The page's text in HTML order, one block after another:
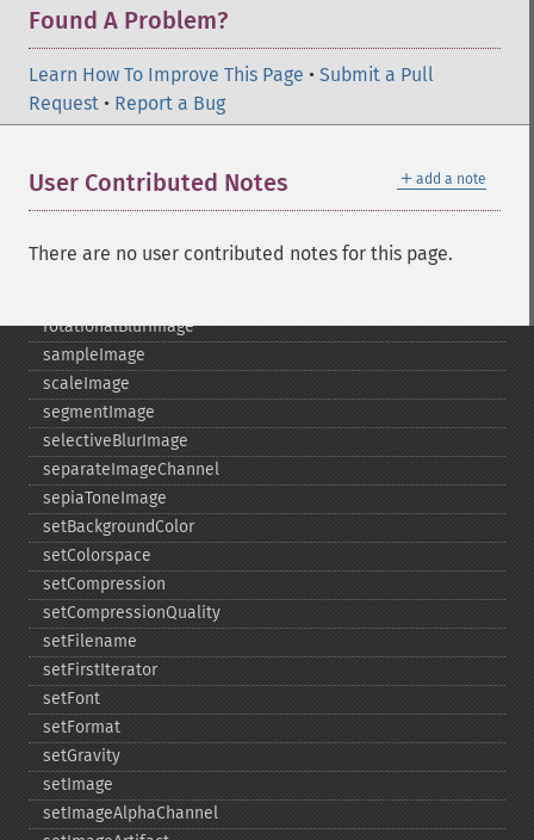
Found A Problem?
Learn How To Improve This Page • Submit a Pull
Request • Report a Bug
＋ add a note
User Contributed Notes
There are no user contributed notes for this page.
readImageFile
remapImage
removeImage
removeImageProfile
resampleImage
resetImagePage
rotationalBlurImage
sampleImage
scaleImage
segmentImage
selectiveBlurImage
separateImageChannel
sepiaToneImage
setBackgroundColor
setColorspace
setCompression
setCompressionQuality
setFilename
setFirstIterator
setFont
setFormat
setGravity
setImage
setImageAlphaChannel